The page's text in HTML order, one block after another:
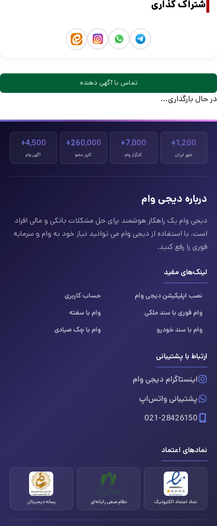
اشتراک گذاری
تماس با آگهی دهنده
در حال بارگذاری...
1,200+
شهر ایران
7,000+
کارگزار وام
260,000+
کاربر عضو
4,500+
آگهی وام
درباره دیجی وام
دیجی وام یک راهکار هوشمند برای حل مشکلات بانکی و مالی افراد
است. با استفاده از دیجی وام می توانید نیاز خود به وام و سرمایه
فوری را رفع کنید.
لینک‌های مفید
نصب اپلیکیشن دیجی وام
حساب کاربری
وام فوری با سند ملکی
وام با سفته
وام با سند خودرو
وام با چک صیادی
ارتباط با پشتیبانی
اینستاگرام دیجی وام
پشتیبانی واتس‌اپ
021-28426150
نمادهای اعتماد
نماد اعتماد الکترونیک نظام صنفی رایانه‌ای رسانه دیجیتال